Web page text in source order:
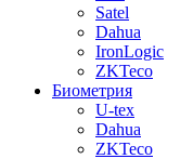
Satel
Dahua
IronLogic
ZKTeco
Биометрия
U-tex
Dahua
ZKTeco